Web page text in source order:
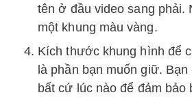
tên ở đầu video sang phải.
một khung màu vàng.
Kích thước khung hình để
là phần bạn muốn giữ.
bất cứ lúc nào để đảm bảo